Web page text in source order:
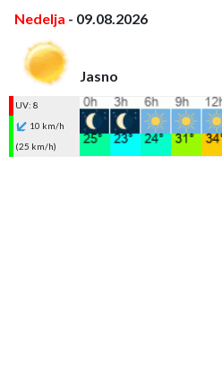
Nedelja - 09.08.2026
Jasno
UV: 8
10 km/h
(25 km/h)